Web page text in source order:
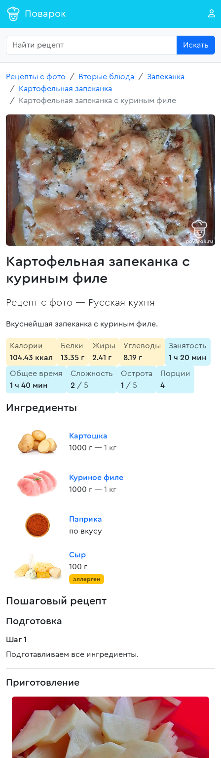
Поварок
Искать
Рецепты с фото Вторые блюда
Запеканка
Картофельная запеканка
Картофельная запеканка с куриным филе
Картофельная запеканка с
куриным филе
Рецепт с фото — Русская кухня
Вкуснейшая запеканка с куриным филе.
Калории
104.43 ккал
Белки
13.35 г
Жиры
2.41 г
Углеводы
8.19 г
Занятость
1 ч 20 мин
Общее время
1 ч 40 мин
Сложность
2 / 5
Острота
1 / 5
Порции
4
Ингредиенты
Картошка
1000 г — 1 кг
Куриное филе
1000 г — 1 кг
Паприка
по вкусу
Сыр
100 г
аллерген
Пошаговый рецепт
Подготовка
Шаг 1
Подготавливаем все ингредиенты.
Приготовление